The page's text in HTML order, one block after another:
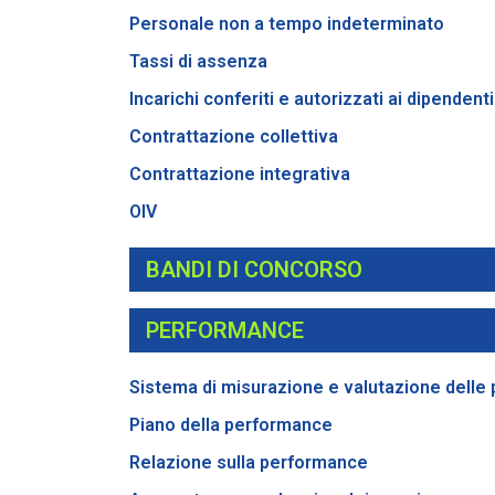
Personale non a tempo indeterminato
Tassi di assenza
Incarichi conferiti e autorizzati ai dipendenti
Contrattazione collettiva
Contrattazione integrativa
OIV
BANDI DI CONCORSO
PERFORMANCE
Sistema di misurazione e valutazione delle
Piano della performance
Relazione sulla performance